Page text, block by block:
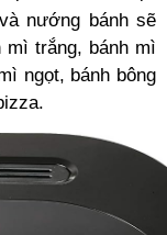
nướng bánh sẽ
mì trắng, bánh mì
ngọt, bánh bông